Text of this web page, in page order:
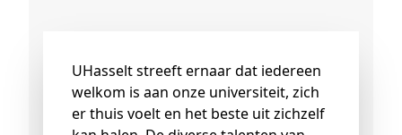
UHasselt streeft ernaar dat iedereen
welkom is aan onze universiteit, zich
er thuis voelt en het beste uit zichzelf